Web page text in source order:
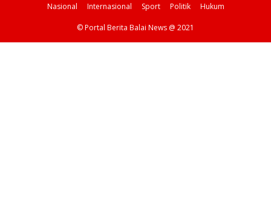
Nasional
Internasional Sport Politik Hukum
© Portal Berita Balai News @ 2021